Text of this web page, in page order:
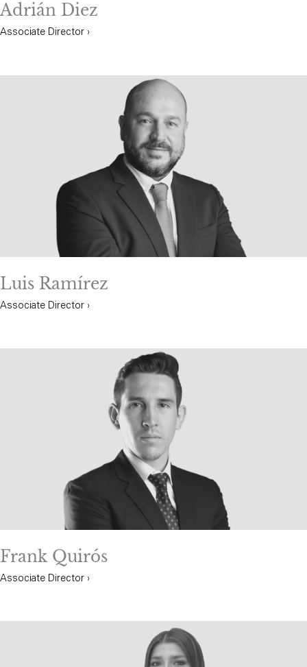
Adrián Diez
Associate Director ›
Luis Ramírez
Associate Director ›
Frank Quirós
Associate Director ›